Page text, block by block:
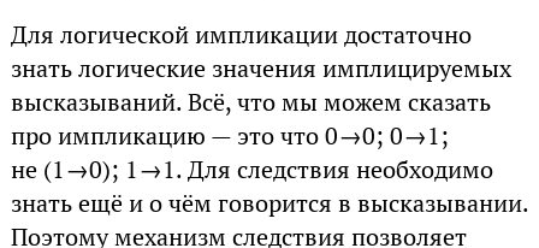
Для логической импликации достаточно
знать логические значения имплицируемых
высказываний. Всё, что мы можем сказать
про импликацию — это что 0→0; 0→1;
не (1→0); 1→1. Для следствия необходимо
знать ещё и о чём говорится в высказывании.
Поэтому механизм следствия позволяет